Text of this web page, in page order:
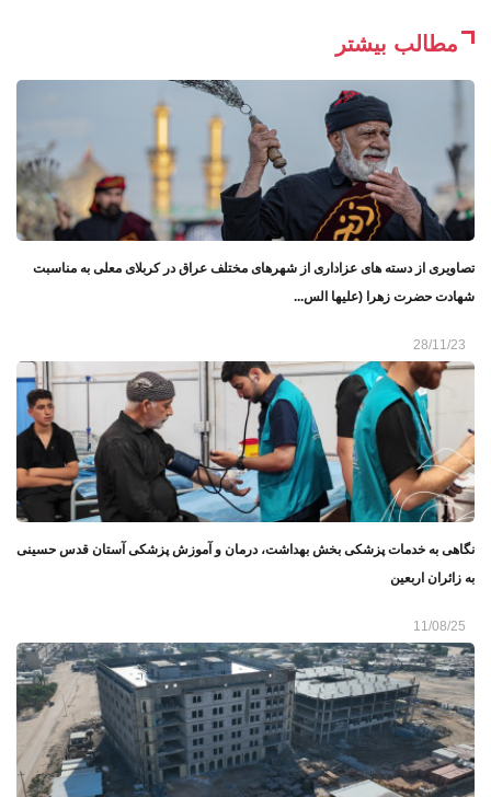
مطالب بیشتر
تصاویری از دسته های عزاداری از شهرهای مختلف عراق در کربلای معلی به مناسبت
شهادت حضرت زهرا (علیها الس...
28/11/23
نگاهی به خدمات پزشکی بخش بهداشت، درمان و آموزش پزشکی آستان قدس حسینی
به زائران اربعین
11/08/25